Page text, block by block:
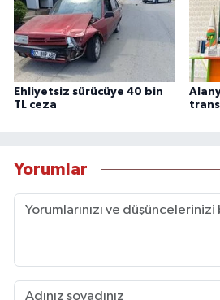
Ehliyetsiz sürücüye 40 bin
TL ceza
Yorumlar